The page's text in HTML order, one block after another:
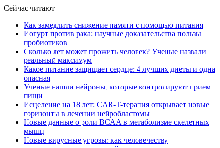
Сейчас читают
Как замедлить снижение памяти с помощью питания
Йогурт против рака: научные доказательства пользы
пробиотиков
Сколько лет может прожить человек? Ученые назвали
реальный максимум
Какое питание защищает сердце: 4 лучших диеты и одна
опасная
Ученые нашли нейроны, которые контролируют прием
пищи
Исцеление на 18 лет: CAR-T-терапия открывает новые
горизонты в лечении нейробластомы
Новые данные о роли BCAA в метаболизме скелетных
мышц
Новые вирусные угрозы: как человечеству